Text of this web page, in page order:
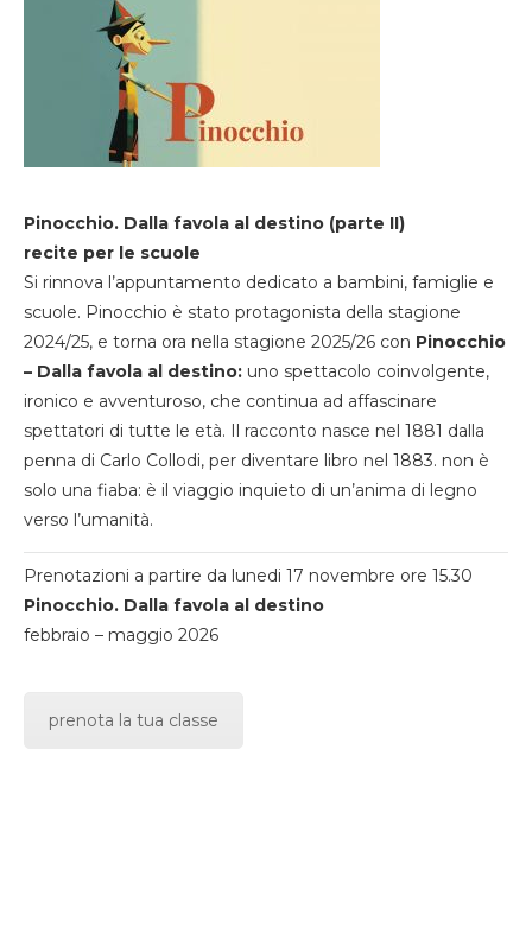
Pinocchio. Dalla favola al destino (parte II)
recite per le scuole
Si rinnova l’appuntamento dedicato a bambini, famiglie e
scuole. Pinocchio è stato protagonista della stagione
2024/25, e torna ora nella stagione 2025/26 con Pinocchio
– Dalla favola al destino: uno spettacolo coinvolgente,
ironico e avventuroso, che continua ad affascinare
spettatori di tutte le età. Il racconto nasce nel 1881 dalla
penna di Carlo Collodi, per diventare libro nel 1883. non è
solo una fiaba: è il viaggio inquieto di un’anima di legno
verso l’umanità.
Prenotazioni a partire da lunedi 17 novembre ore 15.30
Pinocchio. Dalla favola al destino
febbraio – maggio 2026
prenota la tua classe